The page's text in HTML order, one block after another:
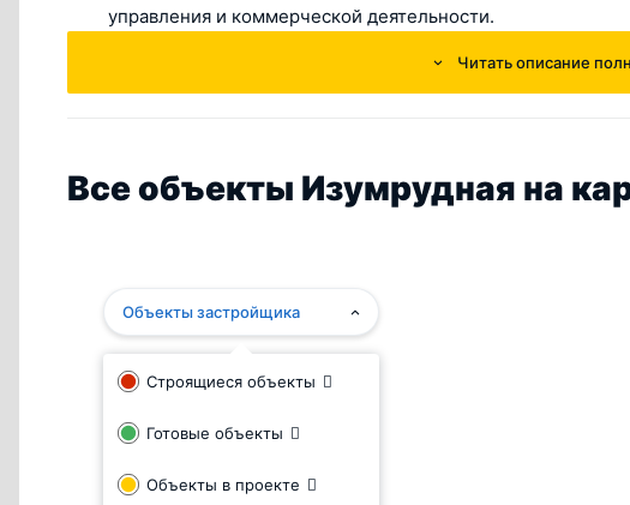
управления и коммерческой деятельности.
С октября 2015 года ООО "Изумрудная" в качестве
Читать описание
Все объекты Изумрудная на
Объекты застройщика
Строящиеся объекты
Готовые объекты
Объекты в проекте